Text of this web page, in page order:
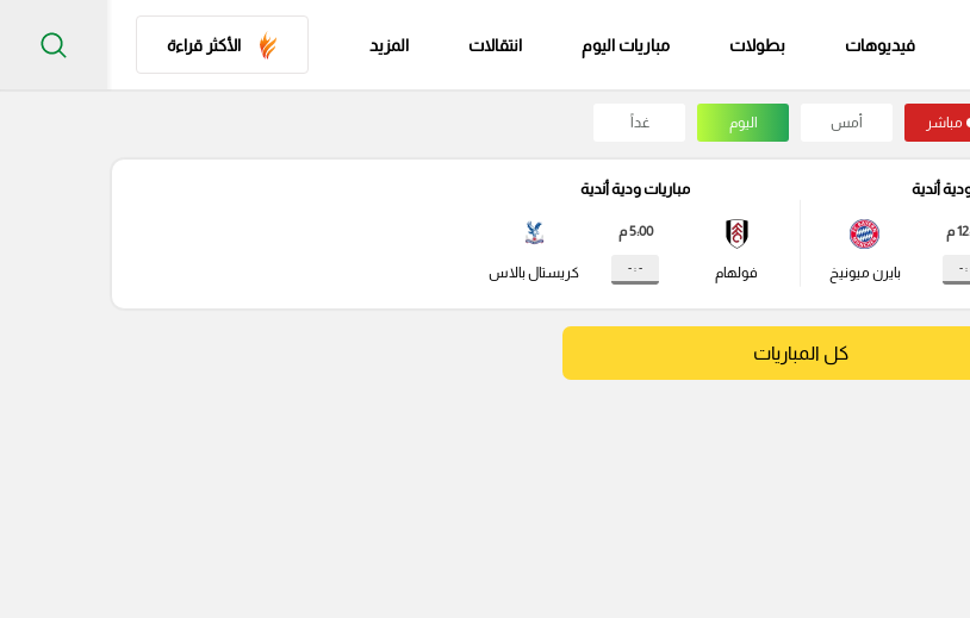
فيديوهات بطولات مباريات اليوم انتقالات المزيد الأكثر قراءة
مباشر أمس اليوم غداً
أندية
م
- : بايرن ميونيخ
مباريات ودية أندية
فولهام
5:00 م
- : - كريستال بالاس
كل المباريات